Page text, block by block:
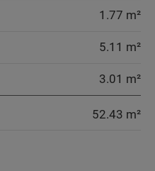
1.77 m²
5.11 m²
3.01 m²
52.43 m²